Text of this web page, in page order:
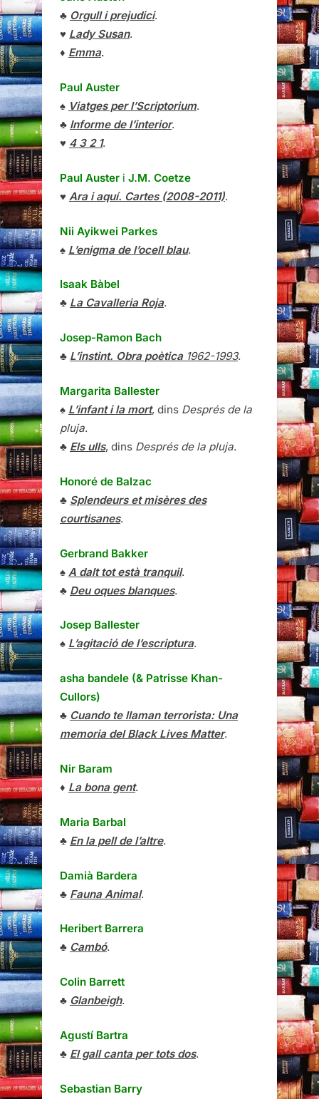
♣ Orgull i prejudici.
♥ Lady Susan.
♦ Emma.
Paul Auster
♠ Viatges per l’Scriptorium.
♣ Informe de l’interior.
♥ 4 3 2 1.
Paul Auster i J.M. Coetze
♥ Ara i aquí. Cartes (2008-2011).
Nii Ayikwei Parkes
♠ L’enigma de l’ocell blau.
Isaak Bàbel
♣ La Cavalleria Roja.
Josep-Ramon Bach
♣ L’instint. Obra poètica1962-1993.
Margarita Ballester
♠ L’infant i la mort, dins Després de la
pluja.
♣ Els ulls, dins Després de la pluja.
Honoré de Balzac
♣ Splendeurs et misères des
courtisanes.
Gerbrand Bakker
♠ A dalt tot està tranquil.
♣ Deu oques blanques.
Josep Ballester
♠ L’agitació de l’escriptura.
asha bandele (& Patrisse Khan-
Cullors)
♣ Cuando te llaman terrorista: Una
memoria del Black Lives Matter.
Nir Baram
♦ La bona gent.
Maria Barbal
♣ En la pell de l’altre.
Damià Bardera
♣ Fauna Animal.
Heribert Barrera
♣ Cambó.
Colin Barrett
♣ Glanbeigh.
Agustí Bartra
♣ El gall canta per tots dos.
Sebastian Barry